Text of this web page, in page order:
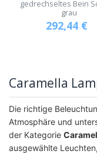
gedrechseltes Bein
grau
292,44 €
Caramella
Die richtige
Atmosphäre und
der Kategorie
ausgewählte